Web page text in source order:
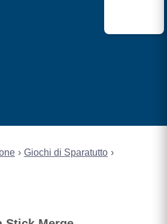
Giochi di Sparatutto